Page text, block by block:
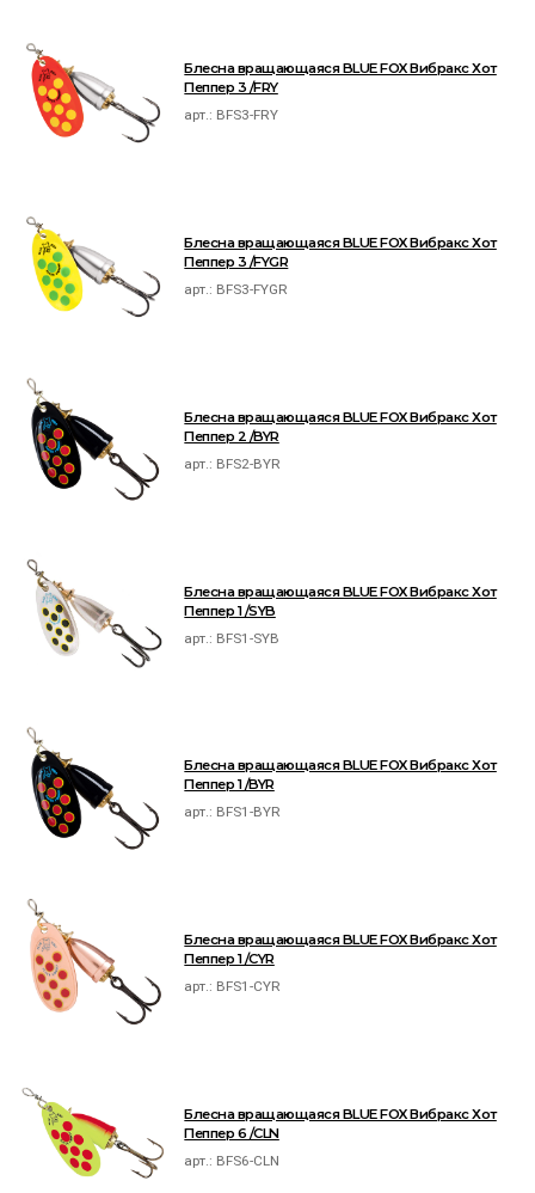
Блесна вращающаяся BLUE FOX Вибракс Хот
Пеппер 3 /FRY
арт.: BFS3-FRY
Блесна вращающаяся BLUE FOX Вибракс Хот
Пеппер 3 /FYGR
арт.: BFS3-FYGR
Блесна вращающаяся BLUE FOX Вибракс Хот
Пеппер 2 /BYR
арт.: BFS2-BYR
Блесна вращающаяся BLUE FOX Вибракс Хот
Пеппер 1 /SYB
арт.: BFS1-SYB
Блесна вращающаяся BLUE FOX Вибракс Хот
Пеппер 1 /BYR
арт.: BFS1-BYR
Блесна вращающаяся BLUE FOX Вибракс Хот
Пеппер 1 /CYR
арт.: BFS1-CYR
Блесна вращающаяся BLUE FOX Вибракс Хот
Пеппер 6 /CLN
арт.: BFS6-CLN